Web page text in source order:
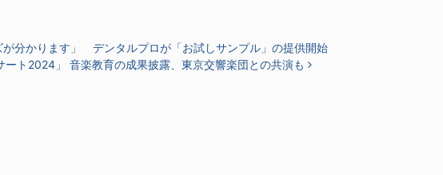
が分かります」 デンタルプロが「お試しサンプル」の提供開始
ト2024」 音楽教育の成果披露、東京交響楽団との共演も